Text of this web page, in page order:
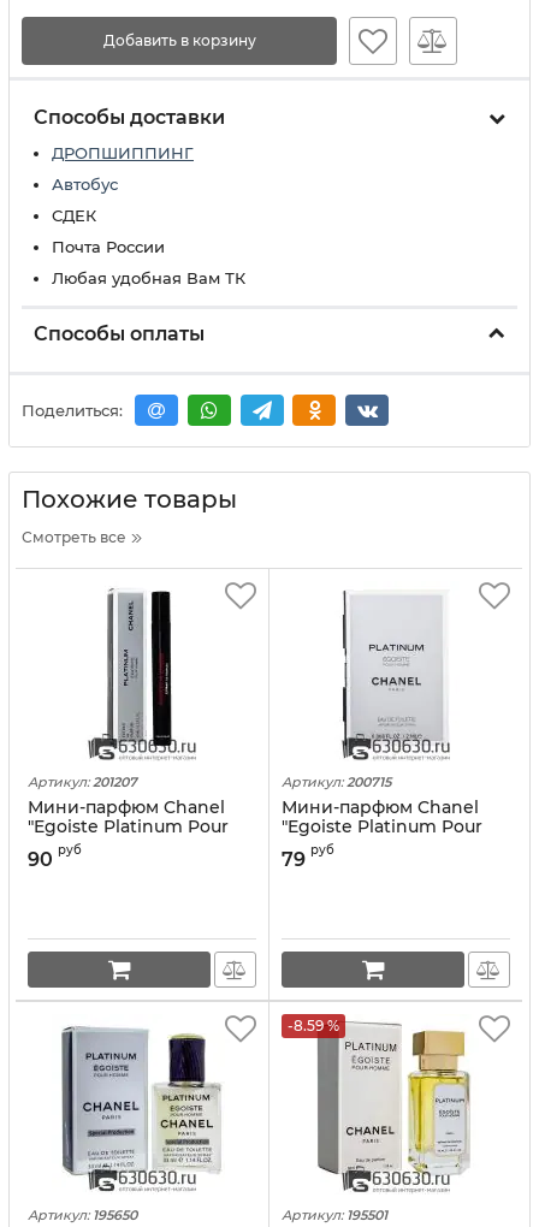
Добавить в корзину
Способы доставки
ДРОПШИППИНГ
Автобус
СДЕК
Почта России
Любая удобная Вам ТК
Способы оплаты
Поделиться:
Похожие товары
Смотреть все
Артикул: 201207
Мини-парфюм Chanel
"Egoiste Platinum Pour
Homme" 6 ml
90 руб
Артикул: 200715
Мини-парфюм Chanel
"Egoiste Platinum Pour
Homme" 2 ml
79 руб
Артикул: 195650
-8.59 %
Артикул: 195501